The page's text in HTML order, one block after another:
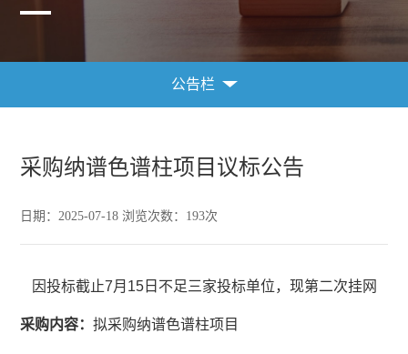
公告栏
采购纳谱色谱柱项目议标公告
日期：2025-07-18 浏览次数： 193次
因投标截止7月15日不足三家投标单位，现第二次挂网
采购内容：拟采购纳谱色谱柱项目